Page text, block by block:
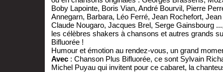
Boby Lapointe, Boris Vian, André Bourvil, Pierre
Annegarn, Barbara, Léo Ferré, Jean Rochefort,
Claude Nougaro, Jacques Brel, Serge Gainsbourg
les célèbres shakers à chansons et autres grands
Bifluorée !
Humour et émotion au rendez-vous, un grand
Avec : Chanson Plus Bifluorée, ce sont Sylvain
Michel Puyau qui invitent pour ce cabaret, la